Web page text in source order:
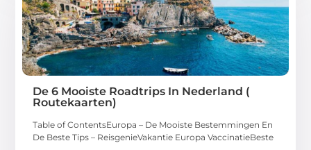
De 6 Mooiste Roadtrips In Nederland (
Routekaarten)
Table of ContentsEuropa – De Mooiste Bestemmingen En
De Beste Tips – ReisgenieVakantie Europa VaccinatieBeste